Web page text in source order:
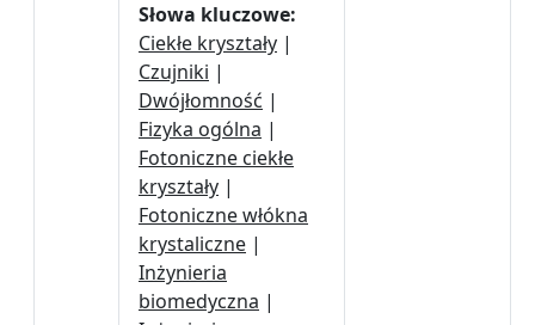
Słowa kluczowe:
Ciekłe kryształy |
Czujniki |
Dwójłomność |
Fizyka ogólna |
Fotoniczne ciekłe
kryształy |
Fotoniczne włókna
krystaliczne |
Inżynieria
biomedyczna |